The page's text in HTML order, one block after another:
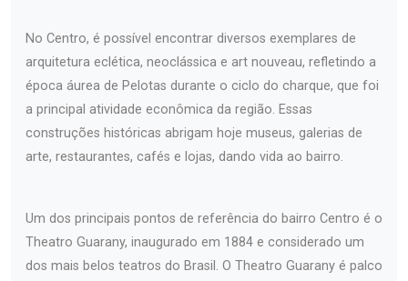
No Centro, é possível encontrar diversos exemplares de
arquitetura eclética, neoclássica e art nouveau, refletindo a
época áurea de Pelotas durante o ciclo do charque, que foi
a principal atividade econômica da região. Essas
construções históricas abrigam hoje museus, galerias de
arte, restaurantes, cafés e lojas, dando vida ao bairro.
Um dos principais pontos de referência do bairro Centro é o
Theatro Guarany, inaugurado em 1884 e considerado um
dos mais belos teatros do Brasil. O Theatro Guarany é palco